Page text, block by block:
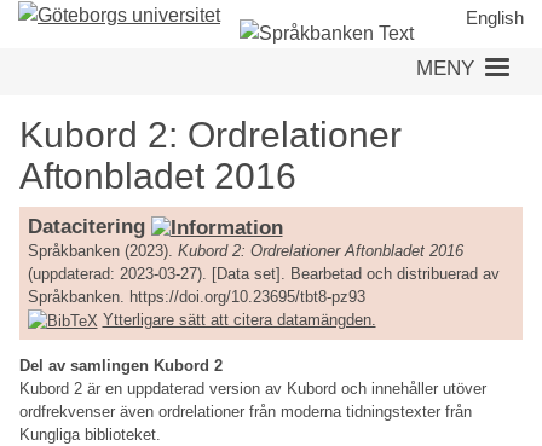
Hoppa
English
MENY
Kubord 2: Ordrelationer
Aftonbladet 2016
Datacitering
Språkbanken (2023). Kubord 2: Ordrelationer Aftonbladet 2016
(uppdaterad: 2023-03-27). [Data set]. Bearbetad och distribuerad av
Språkbanken. https://doi.org/10.23695/tbt8-pz93
Ytterligare sätt att citera datamängden.
Del av samlingen Kubord 2
Kubord 2 är en uppdaterad version av Kubord och innehåller utöver
ordfrekvenser även ordrelationer från moderna tidningstexter från
Kungliga biblioteket.